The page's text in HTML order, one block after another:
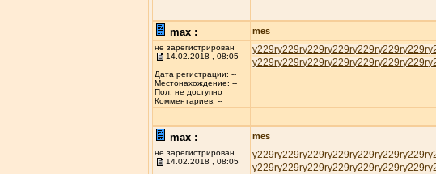
max : mes
не зарегистрирован
14.02.2018 , 08:05
Дата регистрации: --
Местонахождение: --
Пол: не доступно
Комментариев: --
у229rу229rу229rу229rу229rу229rу229r
у229rу229rу229rу229rу229rу229rу229r
max : mes
не зарегистрирован
14.02.2018 , 08:05
у229rу229rу229rу229rу229rу229rу229r
у229rу229rу229rу229rу229rу229rу229r